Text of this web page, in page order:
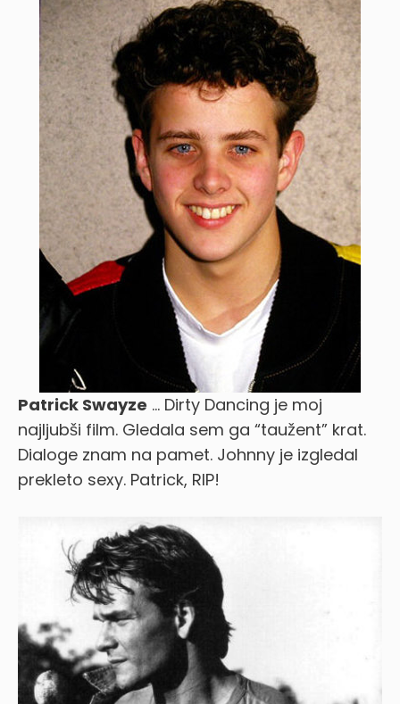
Patrick Swayze … Dirty Dancing je moj
najljubši film. Gledala sem ga “taužent” krat.
Dialoge znam na pamet. Johnny je izgledal
prekleto sexy. Patrick, RIP!